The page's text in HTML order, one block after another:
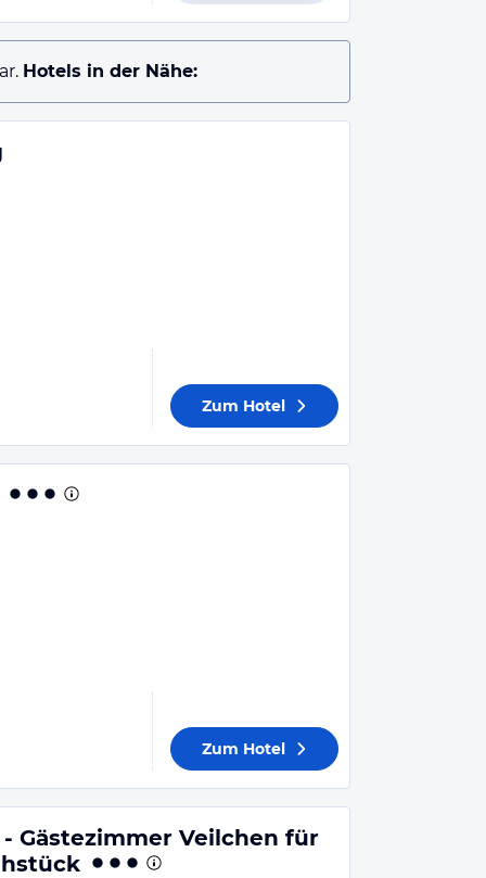
Hotels in der Nähe:
Zum Hotel
Zum Hotel
Gästezimmer Veilchen für